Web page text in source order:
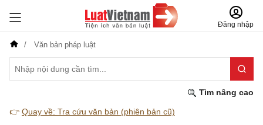
Đăng nhập
Văn bản pháp luật
Tìm nâng cao
👉 Quay về: Tra cứu văn bản (phiên bản cũ)